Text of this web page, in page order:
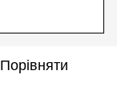
Порівняти